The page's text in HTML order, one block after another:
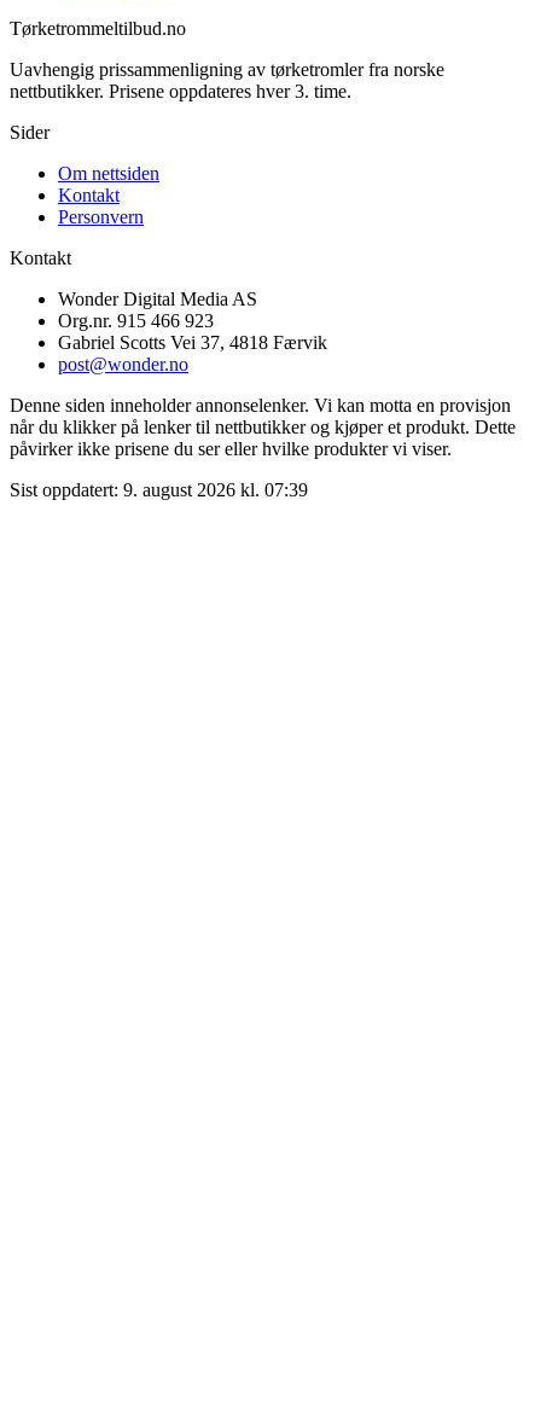
Tørketrommeltilbud.no
Uavhengig prissammenligning av tørketromler fra norske
nettbutikker. Prisene oppdateres hver 3. time.
Sider
Om nettsiden
Kontakt
Personvern
Kontakt
Wonder Digital Media AS
Org.nr. 915 466 923
Gabriel Scotts Vei 37, 4818 Færvik
post@wonder.no
Denne siden inneholder annonselenker. Vi kan motta en provisjon
når du klikker på lenker til nettbutikker og kjøper et produkt. Dette
påvirker ikke prisene du ser eller hvilke produkter vi viser.
Sist oppdatert: 9. august 2026 kl. 07:39